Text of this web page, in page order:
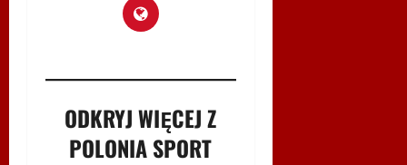
ODKRYJ WIĘCEJ Z
POLONIA SPORT